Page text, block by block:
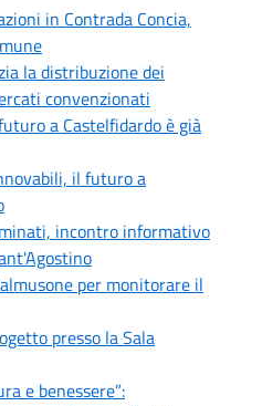
in Contrada Concia,
la distribuzione dei
convenzionati
a Castelfidardo è già
il futuro a
incontro informativo
per monitorare il
presso la Sala
e benessere”: